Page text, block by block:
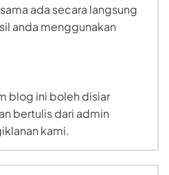
ada secara langsung
anda menggunakan
blog ini boleh disiar
bertulis dari admin
kami.